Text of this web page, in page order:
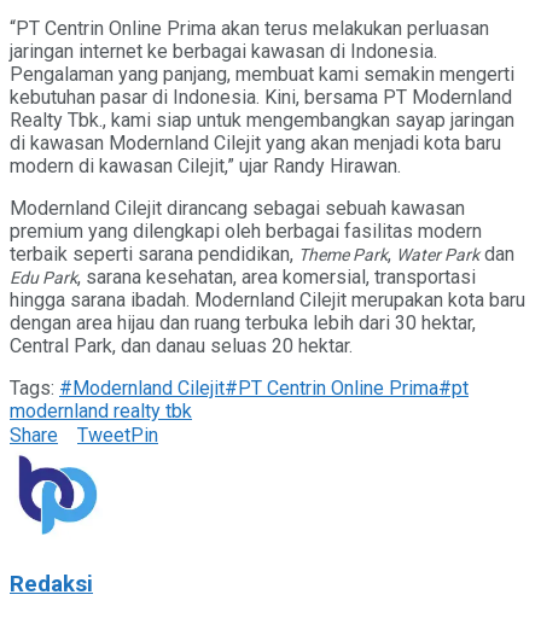
“PT Centrin Online Prima akan terus melakukan perluasan
jaringan internet ke berbagai kawasan di Indonesia.
Pengalaman yang panjang, membuat kami semakin mengerti
kebutuhan pasar di Indonesia. Kini, bersama PT Modernland
Realty Tbk., kami siap untuk mengembangkan sayap jaringan
di kawasan Modernland Cilejit yang akan menjadi kota baru
modern di kawasan Cilejit,” ujar Randy Hirawan.
Modernland Cilejit dirancang sebagai sebuah kawasan
premium yang dilengkapi oleh berbagai fasilitas modern
terbaik seperti sarana pendidikan, Theme Park, Water Parkdan
Edu Park, sarana kesehatan, area komersial, transportasi
hingga sarana ibadah. Modernland Cilejit merupakan kota baru
dengan area hijau dan ruang terbuka lebih dari 30 hektar,
Central Park, dan danau seluas 20 hektar.
Tags: #Modernland Cilejit#PT Centrin Online Prima#pt
modernland realty tbk
Share
TweetPin
Redaksi